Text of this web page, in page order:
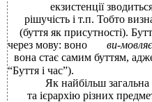
екзистенції
рішучість і т.п. Тобто
(буття як присутності).
через мову: воно
ви-мовляє,
вона стає самим буттям,
“Буття і час”).
Як найбільш загальна
та ієрархію різних